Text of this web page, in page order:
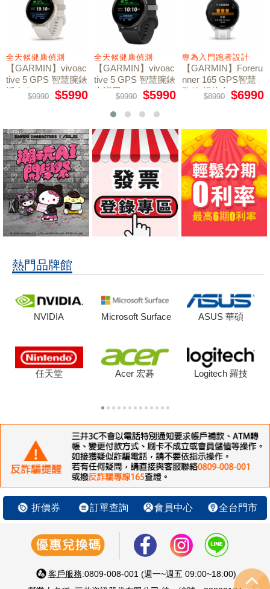
全天候健康偵測
【GARMIN】vivoac
tive 5 GPS 智慧腕錶
活力白
$9990 $5990
全天候健康偵測
【GARMIN】vivoac
tive 5 GPS 智慧腕錶
光譜黑
$9990 $5990
專為入門跑者設計
【GARMIN】Foreru
nner 165 GPS智慧
跑錶 暢快白
$8990 $6990
熱門品牌館
NVIDIA Microsoft Surface ASUS 華碩
任天堂 Acer 宏碁 Logitech 羅技
折價券 訂單查詢 會員中心 全台門市
客戶服務:0809-008-001 (週一~週五 09:00~18:00)